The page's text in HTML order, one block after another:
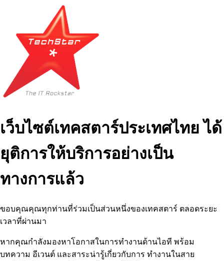
เว็บไซต์เทคสตาร์ประเทศไทย ได้
ยุติการให้บริการอย่างเป็น
ทางการแล้ว
ขอบคุณคุณทุกท่านที่ร่วมเป็นส่วนหนึ่งของเทคสตาร์ ตลอดระยะ
เวลาที่ผ่านมา
หากคุณกำลังมองหาโอกาสในการทำงานด้านไอที พร้อม
บทความ อีเวนต์ และสาระน่ารู้เกี่ยวกับการ ทำงานในสาย